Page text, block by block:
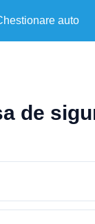
auto
de